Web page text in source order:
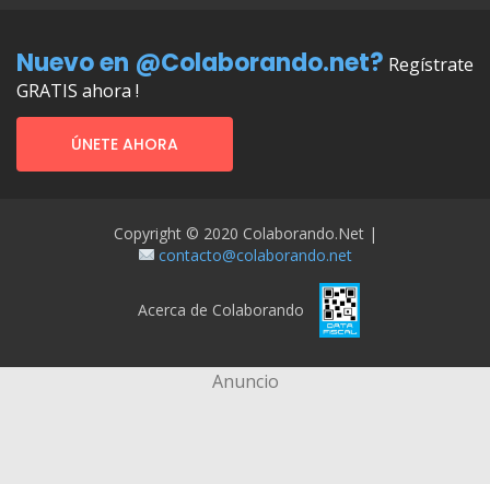
Nuevo en @Colaborando.net? Regístrate
GRATIS ahora !
ÚNETE AHORA
Copyright © 2020 Colaborando.net |
contacto@colaborando.net
Acerca de Colaborando
Anuncio